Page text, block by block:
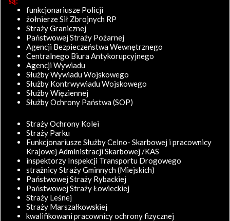
funkcjonariusze Policji
żołnierze Sił Zbrojnych RP
Straży Granicznej
Państwowej Straży Pożarnej
Agencji Bezpieczeństwa Wewnętrznego
Centralnego Biura Antykorupcyjnego
Agencji Wywiadu
Służby Wywiadu Wojskowego
Służby Kontrwywiadu Wojskowego
Służby Więziennej
Służby Ochrony Państwa (SOP)
Straży Ochrony Kolei
Straży Parku
Funkcjonariusze Służby Celno- Skarbowej i pracownicy
Krajowej Administracji Skarbowej /KAS
inspektorzy Inspekcji Transportu Drogowego
strażnicy Straży Gminnych (Miejskich)
Państwowej Straży Rybackiej
Państwowej Straży Łowieckiej
Straży Leśnej
Straży Marszałkowskiej
kwalifikowani pracownicy ochrony fizycznej